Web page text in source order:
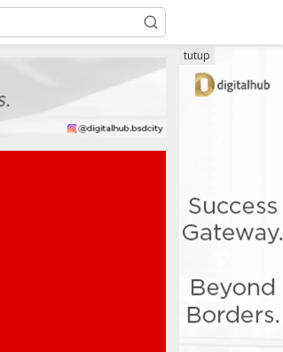
tutup